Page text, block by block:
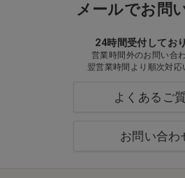
メールでお問
24時間受付してお
営業時間外のお問い合
翌営業時間より順次対応
よくあるご
お問い合わ